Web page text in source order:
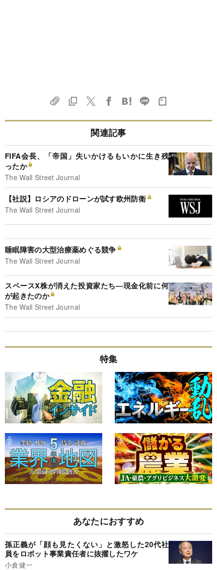
関連記事
FIFA会長、「帝国」失いかけるもいかに生き残
ったか
The Wall Street Journal
【社説】ロシアのドローンが試す欧州防衛
The Wall Street Journal
睡眠障害の大型治療薬めぐる競争
The Wall Street Journal
スペースX株が消えた投資家たち―現金化前に何
が起きたのか
The Wall Street Journal
特集
あなたにおすすめ
孫正義が「顔も見たくない」と激怒した20代社
員をロボット事業責任者に抜擢したワケ
小倉健一